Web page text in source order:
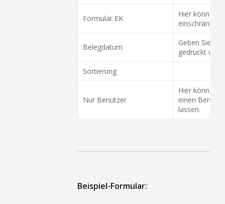
Formular EK
Hier können
einschränken.
Belegdatum
Geben Sie
gedruckt
Sortierung
Nur Benutzer
Hier können
einen
lassen.
Beispiel-Formular: